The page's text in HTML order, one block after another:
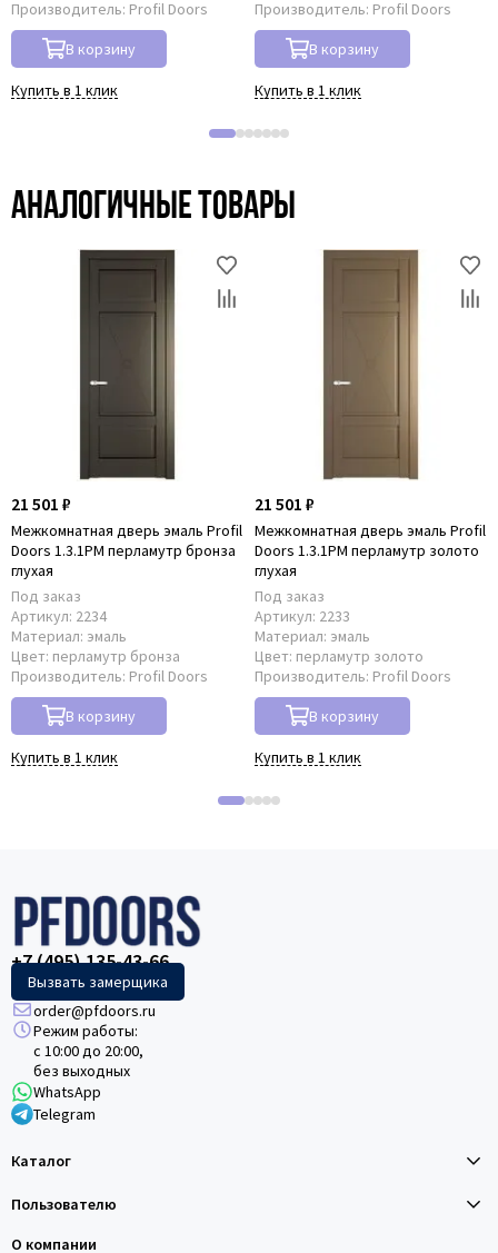
Производитель: Profil Doors
В корзину
Купить в 1 клик
Производитель: Profil Doors
В корзину
Купить в 1 клик
Аналогичные товары
21 501 ₽
Межкомнатная дверь эмаль Profil
Doors 1.3.1PM перламутр бронза
глухая
Под заказ
Артикул: 2234
Материал: эмаль
Цвет: перламутр бронза
Производитель: Profil Doors
В корзину
Купить в 1 клик
21 501 ₽
Межкомнатная дверь эмаль Profil
Doors 1.3.1PM перламутр золото
глухая
Под заказ
Артикул: 2233
Материал: эмаль
Цвет: перламутр золото
Производитель: Profil Doors
В корзину
Купить в 1 клик
+7 (495) 135-43-66
Вызвать замерщика
order@pfdoors.ru
Режим работы:
с 10:00 до 20:00,
без выходных
WhatsApp
Telegram
Каталог
Пользователю
О компании